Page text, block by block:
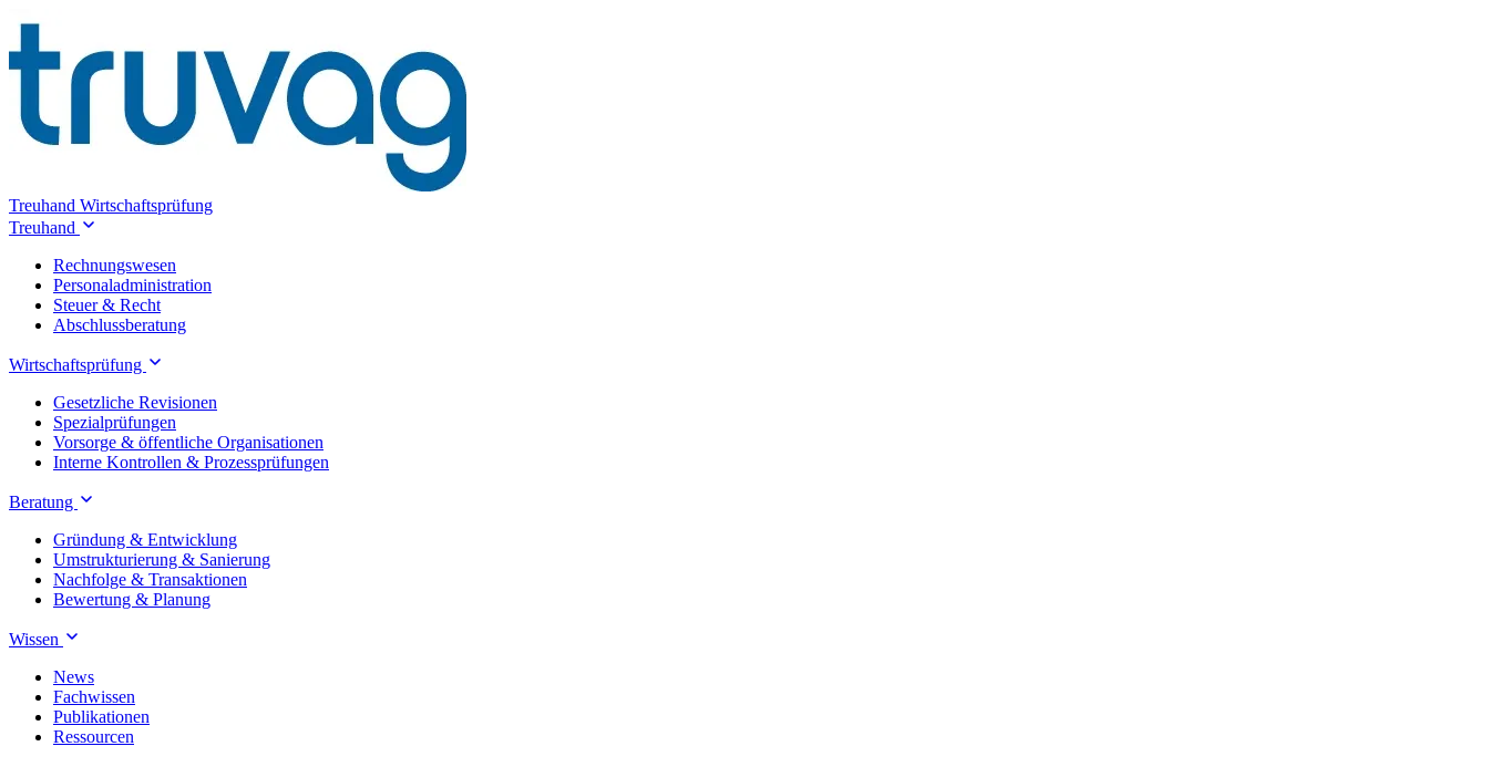
Treuhand Wirtschaftsprüfung
Treuhand
Rechnungswesen
Personaladministration
Steuer & Recht
Abschlussberatung
Wirtschaftsprüfung
Gesetzliche Revisionen
Spezialprüfungen
Vorsorge & öffentliche Organisationen
Interne Kontrollen & Prozessprüfungen
Beratung
Gründung & Entwicklung
Umstrukturierung & Sanierung
Nachfolge & Transaktionen
Bewertung & Planung
Wissen
News
Fachwissen
Publikationen
Ressourcen